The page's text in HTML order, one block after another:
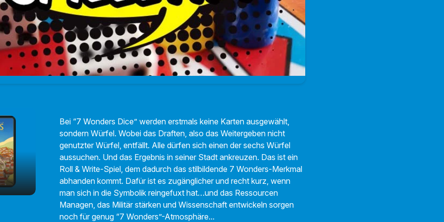
Bei “7 Wonders Dice” werden erstmals keine Karten ausgewählt,
sondern Würfel. Wobei das Draften, also das Weitergeben nicht
genutzter Würfel, entfällt. Alle dürfen sich einen der sechs Würfel
aussuchen. Und das Ergebnis in seiner Stadt ankreuzen. Das ist ein
Roll & Write-Spiel, dem dadurch das stilbildende 7 Wonders-Merkmal
abhanden kommt. Dafür ist es zugänglicher und recht kurz, wenn
man sich in die Symbolik reingefuxt hat…und das Ressourcen
Managen, das Militär stärken und Wissenschaft entwickeln sorgen
noch für genug “7 Wonders”-Atmosphäre...